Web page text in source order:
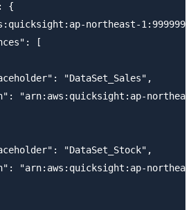
{
northeast-
[
"DataSet_Sales",
"arn:aws:quicksight:ap-
"DataSet_Stock",
"arn:aws:quicksight:ap-